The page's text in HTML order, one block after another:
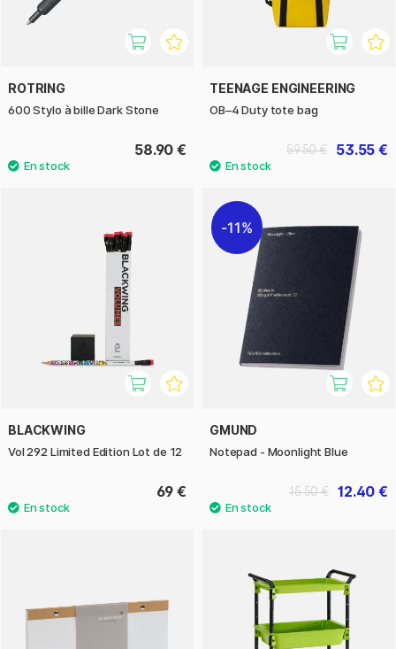
ROTRING
600 Stylo à bille Dark Stone
58.90 €
TEENAGE ENGINEERING
OB–4 Duty tote bag
53.55 €
59.50 €
BLACKWING
Vol 292 Limited Edition Lot de 12
69 €
11%
GMUND
Notepad - Moonlight Blue
12.40 €
15.50 €